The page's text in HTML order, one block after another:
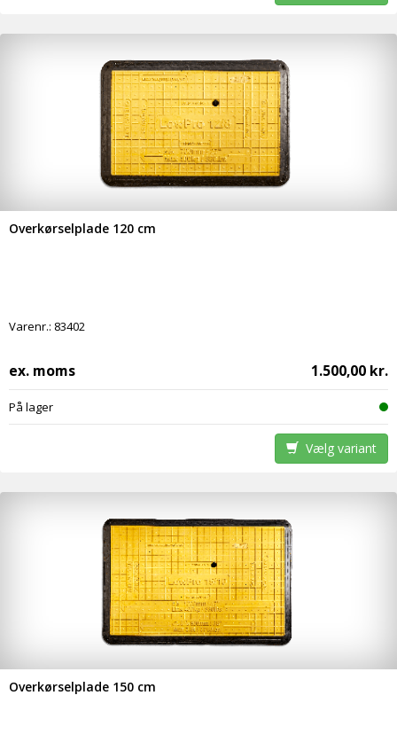
Overkørselplade 120 cm
Varenr.: 83402
ex. moms 1.500,00 kr.
På lager
Vælg variant
Overkørselplade 150 cm